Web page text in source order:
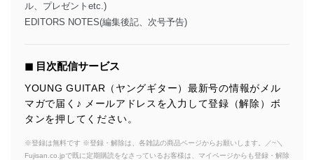
ル、プレゼントetc.)
EDITORS NOTES(編集後記、次号予告)
◼︎ 目次配信サービス
YOUNG GUITAR（ヤングギター）最新号の情報がメル
マガで届く♪ メールアドレスを入力して登録（解除）ボ
タンを押してください。
※登録は無料です ※登録・解除は、各雑誌の商品ページからお願いします。／~＼
Fujisan.co.jpで既に定期購読をなさっているお客様は、マイページからも登録・解除